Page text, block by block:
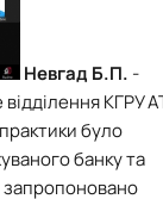
Невгад Б.П. -
КГРУ
було
банку та
запропоновано